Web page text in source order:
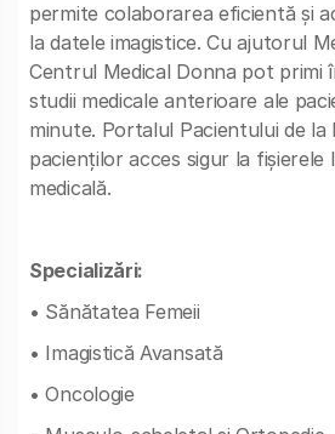
permite colaborarea eficientă și
la datele imagistice. Cu ajutorul
Centrul Medical Donna pot primi
studii medicale anterioare ale
minute. Portalul Pacientului de la
pacienților acces sigur la fișierele
medicală.
Specializări:
• Sănătatea Femeii
• Imagistică Avansată
• Oncologie